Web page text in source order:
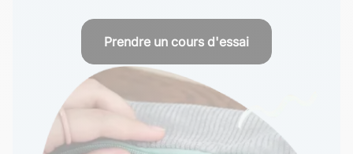
Prendre un cours d'essai